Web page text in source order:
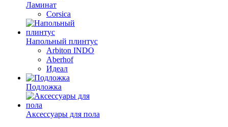
Ламинат
Corsica
Напольный плинтус
Arbiton INDO
Aberhof
Идеал
Подложка
Аксессуары для пола